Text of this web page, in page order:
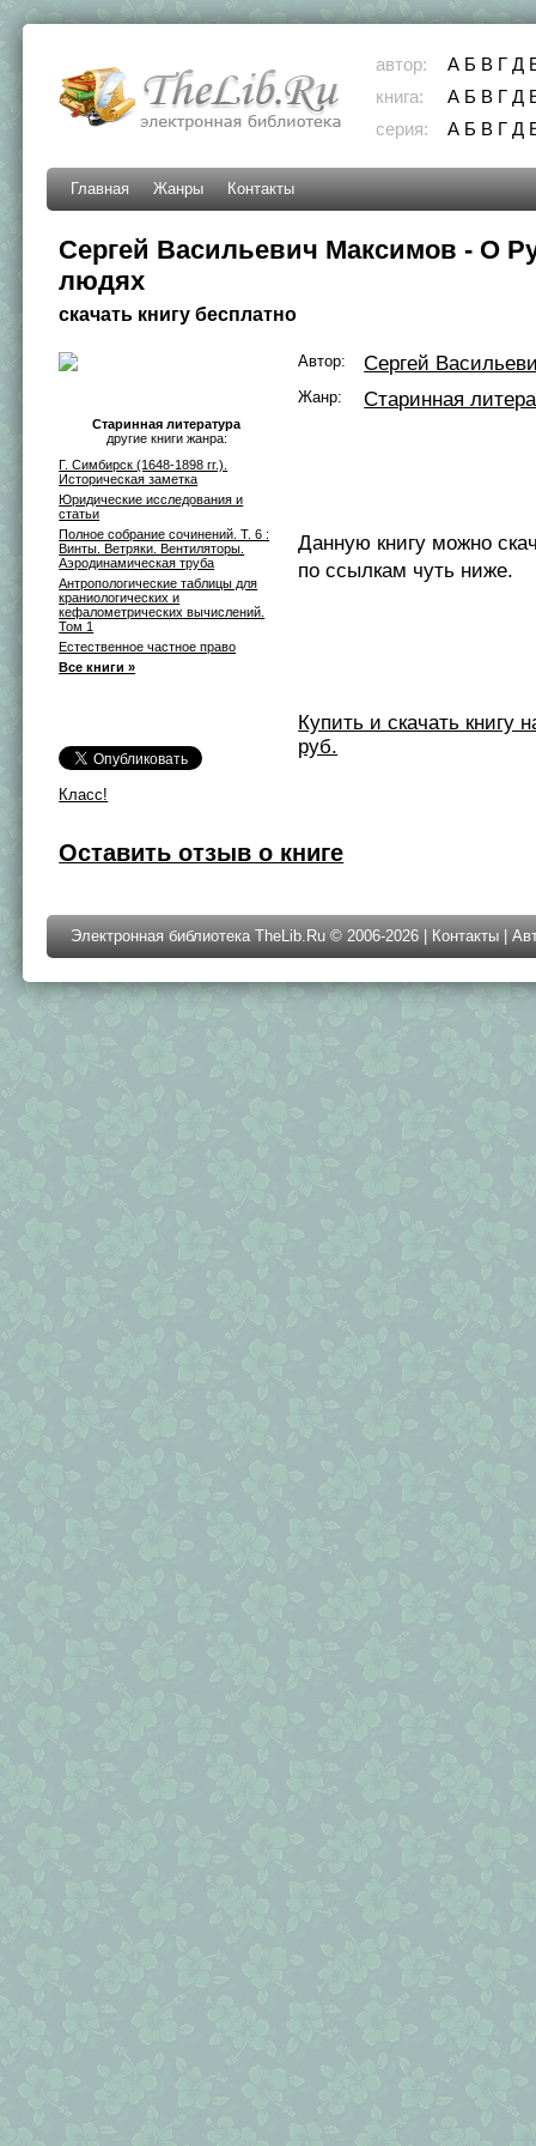
автор: А Б В Г Д
книга:
А Б В Г Д
серия:
А Б В Г Д
Главная Жанры Контакты
Сергей Васильевич Максимов - О
людях
скачать книгу бесплатно
Старинная литература
другие книги жанра:
Г. Симбирск (1648-1898 гг.).
Историческая заметка
Юридические исследования и
статьи
Полное собрание сочинений. Т. 6 :
Винты. Ветряки. Вентиляторы.
Аэродинамическая труба
Антропологические таблицы для
краниологических и
кефалометрических вычислений.
Том 1
Естественное частное право
Все книги »
Класс!
Автор: Сергей
Жанр: Старинная
Данную книгу можно
по ссылкам чуть ниже.
Купить и скачать книгу
руб.
Оставить отзыв о книге
Электронная библиотека TheLib.Ru © 2006-2026 | Контакты |